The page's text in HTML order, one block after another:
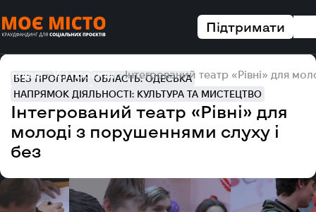
Підтримати
Головна Усі проєкти Інтегрований театр «Рівні» для
БЕЗ ПРОГРАМИ ОБЛАСТЬ: ОДЕСЬКА
НАПРЯМОК ДІЯЛЬНОСТІ: КУЛЬТУРА ТА МИСТЕЦТВО
Інтегрований театр «Рівні» для
молоді з порушеннями слуху і
без